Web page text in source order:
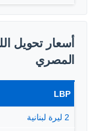
أسعار تحويل
المصري
LBP
2 ليرة لبنانية